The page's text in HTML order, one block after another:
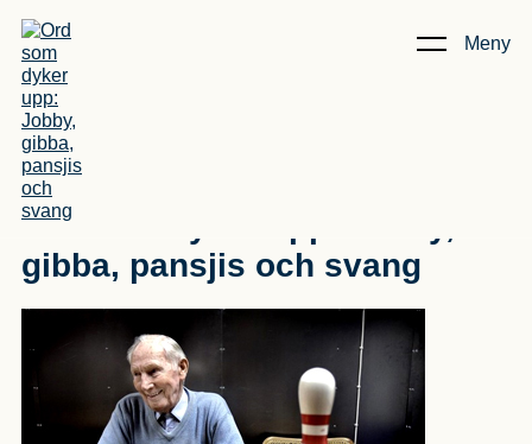
Meny
Kunskap & Artiklar
pansjis och svang
Ord som dyker upp: Jobby,
gibba, pansjis och svang